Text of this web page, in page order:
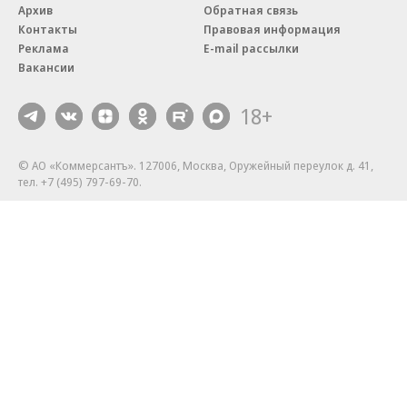
Архив
Контакты
Реклама
Вакансии
Обратная связь
Правовая информация
E-mail рассылки
18+
© АО «Коммерсантъ». 127006, Москва, Оружейный переулок д. 41,
тел. +7 (495) 797-69-70.